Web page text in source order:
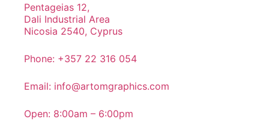
Pentageias 12,
Dali Industrial Area
Nicosia 2540, Cyprus
Phone: +357 22 316 054
Email: info@artomgraphics.com
Open: 8:00am – 6:00pm